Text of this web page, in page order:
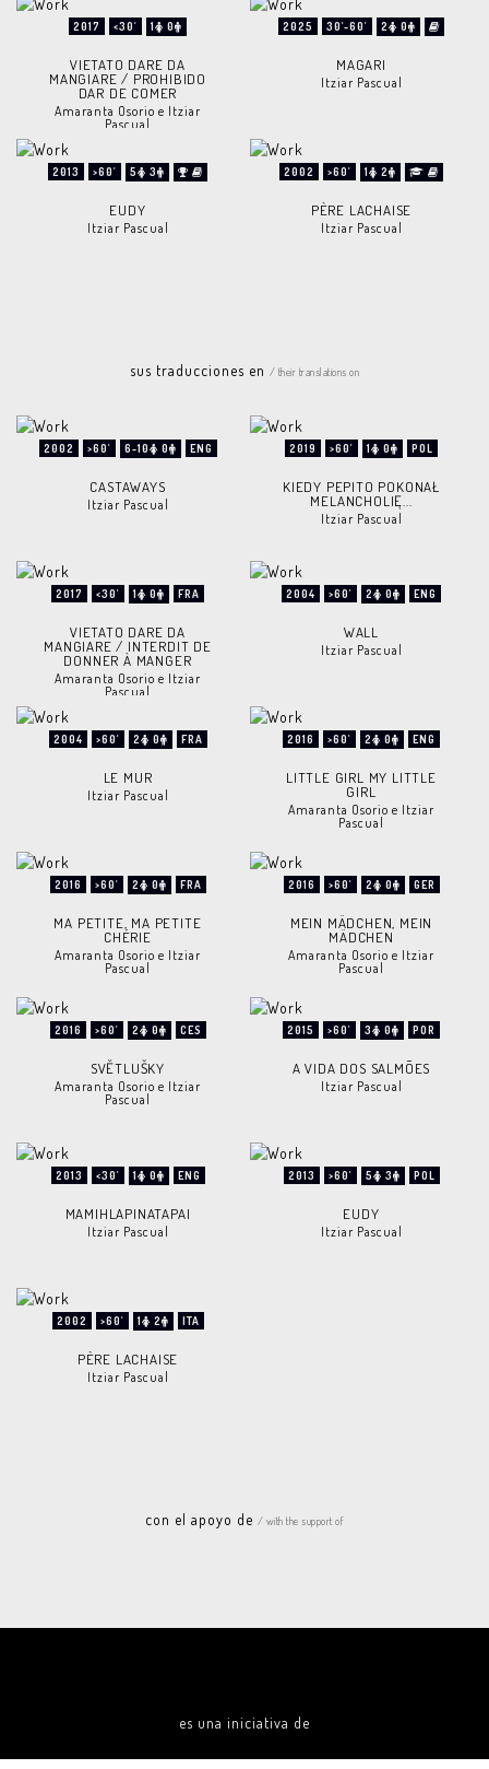
2017 <30' 1 0
VIETATO DARE DA
MANGIARE / PROHIBIDO
DAR DE COMER
Amaranta Osorio e Itziar
Pascual
2025 30'-60' 2 0
MAGARI
Itziar Pascual
2013 >60' 5 3
EUDY
Itziar Pascual
2002 >60' 1 2
PÈRE LACHAISE
Itziar Pascual
sus traducciones en / their translations on
2002 >60' 6-10 0 ENG
CASTAWAYS
Itziar Pascual
2019 >60' 1 0 POL
KIEDY PEPITO POKONAŁ
MELANCHOLIĘ...
Itziar Pascual
2017 <30' 1 0 FRA
VIETATO DARE DA
MANGIARE / INTERDIT DE
DONNER À MANGER
Amaranta Osorio e Itziar
Pascual
2004 >60' 2 0 ENG
WALL
Itziar Pascual
2004 >60' 2 0 FRA
LE MUR
Itziar Pascual
2016 >60' 2 0 ENG
LITTLE GIRL MY LITTLE
GIRL
Amaranta Osorio e Itziar
Pascual
2016 >60' 2 0 FRA
MA PETITE, MA PETITE
CHÉRIE
Amaranta Osorio e Itziar
Pascual
2016 >60' 2 0 GER
MEIN MÄDCHEN, MEIN
MÄDCHEN
Amaranta Osorio e Itziar
Pascual
2016 >60' 2 0 CES
SVĚTLUŠKY
Amaranta Osorio e Itziar
Pascual
2015 >60' 3 0 POR
A VIDA DOS SALMÕES
Itziar Pascual
2013 <30' 1 0 ENG
MAMIHLAPINATAPAI
Itziar Pascual
2013 >60' 5 3 POL
EUDY
Itziar Pascual
2002 >60' 1 2 ITA
PÈRE LACHAISE
Itziar Pascual
con el apoyo de / with the support of
es una iniciativa de